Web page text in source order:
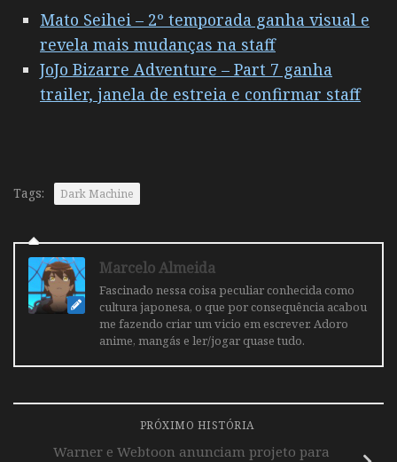
Mato Seihei – 2º temporada ganha visual e
revela mais mudanças na staff
JoJo Bizarre Adventure – Part 7 ganha
trailer, janela de estreia e confirmar staff
Tags: Dark Machine
Marcelo Almeida
Fascinado nessa coisa peculiar conhecida como
cultura japonesa, o que por consequência acabou
me fazendo criar um vicio em escrever. Adoro
anime, mangás e ler/jogar quase tudo.
PRÓXIMO HISTÓRIA
Warner e Webtoon anunciam projeto para